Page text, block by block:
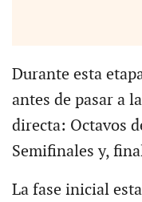
Durante esta
antes de pasar a
directa: Octavos
Semifinales y,
La fase inicial